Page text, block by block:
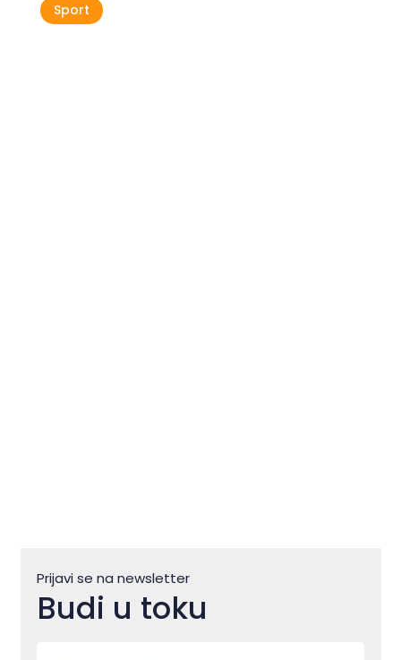
Sport
Prijavi se na newsletter
Budi u toku